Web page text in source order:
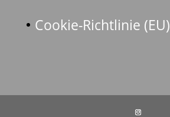
Cookie-Richtlinie (EU)